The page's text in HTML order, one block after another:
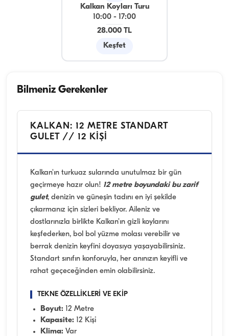
Kalkan Koyları Turu
10:00 -
17:00
28.000 TL
Keşfet
Bilmeniz Gerekenler
KALKAN: 12 METRE STANDART
GULET // 12 KIŞI
Kalkan'ın turkuaz sularında unutulmaz bir gün
geçirmeye hazır olun! 12 metre boyundaki bu zarif
gulet, denizin ve güneşin tadını en iyi şekilde
çıkarmanız için sizleri bekliyor. Aileniz ve
dostlarınızla birlikte Kalkan'ın gizli koylarını
keşfederken, bol bol yüzme molası verebilir ve
berrak denizin keyfini doyasıya yaşayabilirsiniz.
Standart sınıfın konforuyla, her anınızın keyifli ve
rahat geçeceğinden emin olabilirsiniz.
TEKNE ÖZELLİKLERİ VE EKİP
Boyut: 12 Metre
Kapasite: 12 Kişi
Klima: Var